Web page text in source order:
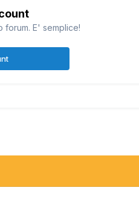
forum. E' semplice!